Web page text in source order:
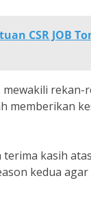
CSR JOB
memberikan
kasih
kedua